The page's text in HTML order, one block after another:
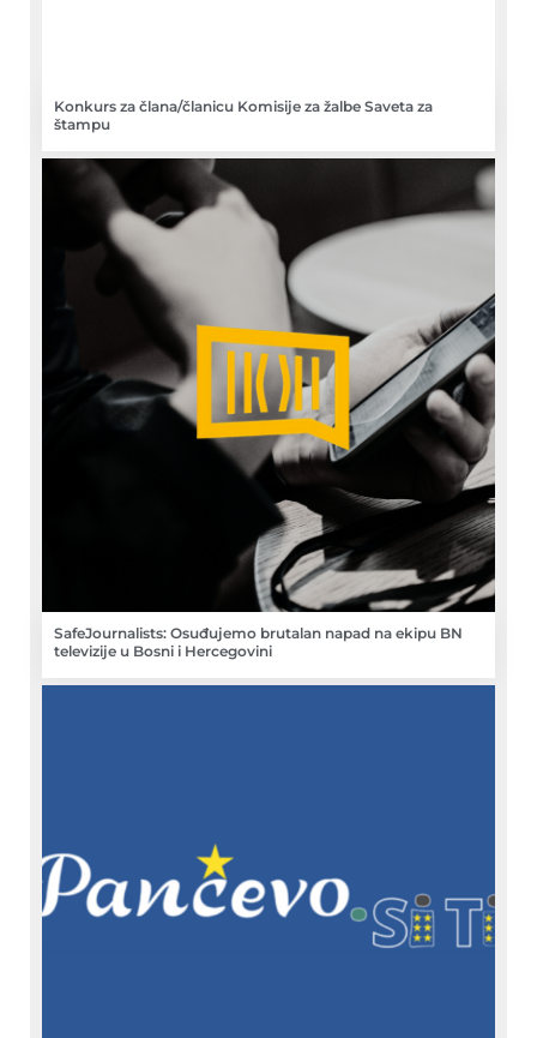
Konkurs za člana/članicu Komisije za žalbe Saveta za
štampu
SafeJournalists: Osuđujemo brutalan napad na ekipu BN
televizije u Bosni i Hercegovini